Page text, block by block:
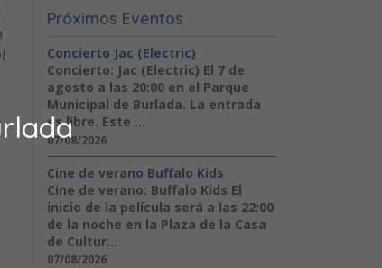
Próximos Eventos
Concierto Jac (Electric)
Concierto: Jac (Electric) El 7 de
agosto a las 20:00 en el Parque
Municipal de Burlada. La entrada
es libre. Este ...
07/08/2026
Cine de verano Buffalo Kids
Cine de verano: Buffalo Kids El
inicio de la película será a las 22:00
de la noche en la Plaza de la Casa
de Cultur...
07/08/2026